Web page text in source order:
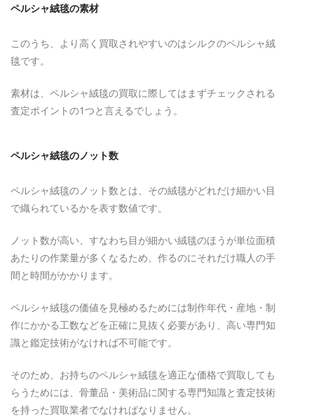
ペルシャ絨毯の素材
このうち、より高く買取されやすいのはシルクのペルシャ絨
毯です。
素材は、ペルシャ絨毯の買取に際してはまずチェックされる
査定ポイントの1つと言えるでしょう。
ペルシャ絨毯のノット数
ペルシャ絨毯のノット数とは、その絨毯がどれだけ細かい目
で織られているかを表す数値です。
ノット数が高い、すなわち目が細かい絨毯のほうが単位面積
あたりの作業量が多くなるため、作るのにそれだけ職人の手
間と時間がかかります。
ペルシャ絨毯の価値を見極めるためには制作年代・産地・制
作にかかる工数などを正確に見抜く必要があり、高い専門知
識と鑑定技術がなければ不可能です。
そのため、お持ちのペルシャ絨毯を適正な価格で買取しても
らうためには、骨董品・美術品に関する専門知識と査定技術
を持った買取業者でなければなりません。